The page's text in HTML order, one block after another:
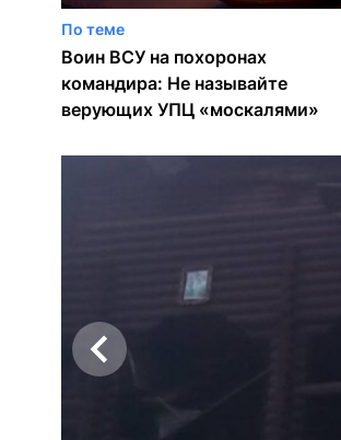
По теме
Воин ВСУ на похоронах
командира: Не называйте
верующих УПЦ «москалями»